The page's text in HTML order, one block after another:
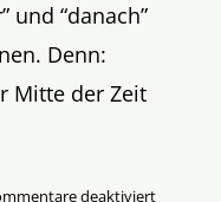
und “danach”
Denn:
Mitte der Zeit
deaktiviertfür